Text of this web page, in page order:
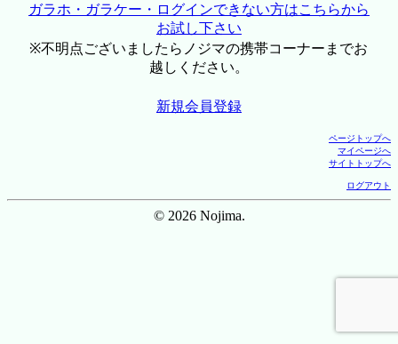
ガラホ・ガラケー・ログインできない方はこちらから
お試し下さい
※不明点ございましたらノジマの携帯コーナーまでお
越しください。
新規会員登録
ページトップへ
マイページへ
サイトトップへ
ログアウト
© 2026 Nojima.